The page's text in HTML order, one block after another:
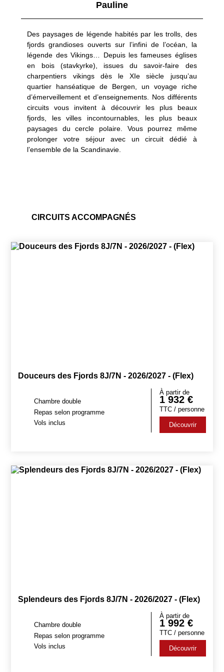
encaissés duGeirangerfjorddessinant les couleurs de l’arc en
ciel pour le visiteur émerveillé par ce paysage saisissant. Ce
magnifique fjord, classé à l’UNESCO, s’apprécie davantage
encore en étant sur l’eau.
Le relief marqué du littoral est l’occasion d’emprunter des
routes panoramiques spectaculaires, dont la plus connue est la
Route des Trolls» avec pas mois de 11 lacets sur 20
Découverte de la culture scandinave
Les villesd’Oslo,Bergen,Alesun
ambiance unique. Leslégendes vikings
actuelle au voyage.
Pauline
Des paysages de légende habités par les trolls, des
fjords grandioses ouverts sur l’infini de l’océan, la
légende des Vikings… Depuis les fameuses églises
en bois (stavkyrke), issues du savoir-faire des
charpentiers vikings dès le XIe siècle jusqu’au
quartier hanséatique de Bergen, un voyage riche
d’émerveillement et d’enseignements. Nos différents
circuits vous invitent à découvrir les plus beaux
fjords, les villes incontournables, les plus beaux
paysages du cercle polaire. Vous pourrez même
prolonger votre séjour avec un circuit dédié à
l’ensemble de la Scandinavie.
CIRCUITS ACCOMPAGNÉS
Douceurs des Fjords 8J/7N - 2026/2027 - (Flex)
Chambre double
Repas selon programme
Vols inclus
À partir de
1 932 €
TTC / personne
Découvrir
Splendeurs des Fjords 8J/7N - 2026/2027 - (Flex)
Chambre double
Repas selon programme
Vols inclus
À partir de
1 992 €
TTC / personne
Découvrir